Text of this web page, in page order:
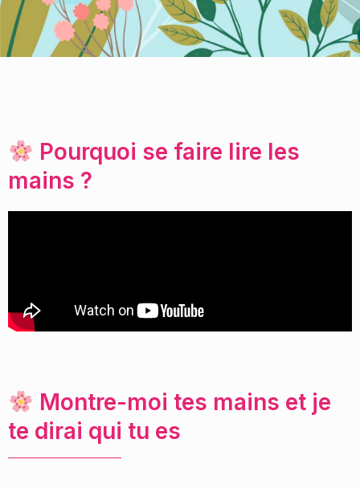
Pourquoi se faire lire les
mains ?
Montre-moi tes mains et je
te dirai qui tu es